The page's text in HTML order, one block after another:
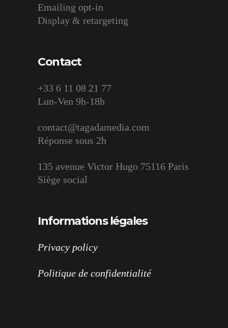
Emailing opt-in
Display & retargeting
Contact
+33 6 11 08 21 77
Lun-Ven 9h-18h
contact@tagadamedia.com
Réponse sous 2h
135 avenue Victor Hugo 75116 Paris
Siège social
Informations légales
Privacy policy
Politique de confidentialité